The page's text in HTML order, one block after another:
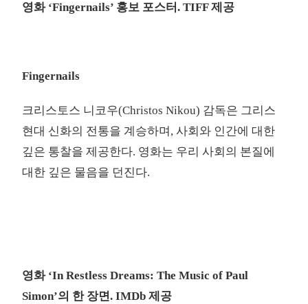
영화 ‘Fingernails’ 홍보 포스터. TIFF 제공
Fingernails
크리스토스 니코우(Christos Nikou) 감독은 그리스
현대 신화의 전통을 계승하며, 사회와 인간에 대한
깊은 통찰을 제공한다. 영화는 우리 사회의 본질에
대한 깊은 물음을 던진다.
영화 ‘In Restless Dreams: The Music of Paul
Simon’의 한 장면. IMDb 제공